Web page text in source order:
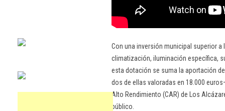
Con una inversión municipal superior
climatización, iluminación específica,
esta dotación se suma la aportación
dos de ellas valoradas en 18.000
Alto Rendimiento (CAR) de Los
público.